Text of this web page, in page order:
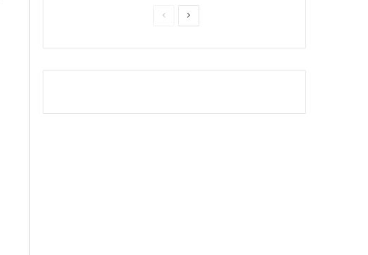
o
a